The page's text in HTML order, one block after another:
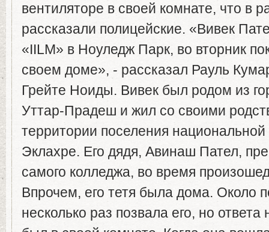
вентиляторе в своей комнате, что в
рассказали полицейские. «Вивек
«IILM» в Ноуледж Парк, во вторник
своем доме», - рассказал Рауль
Грейте Ноиды. Вивек был родом из
Уттар-Прадеш и жил со своими
территории поселения
Эклахре. Его дядя, Авинаш Пател,
самого колледжа, во время
Впрочем, его тетя была дома. Около
несколько раз позвала его, но